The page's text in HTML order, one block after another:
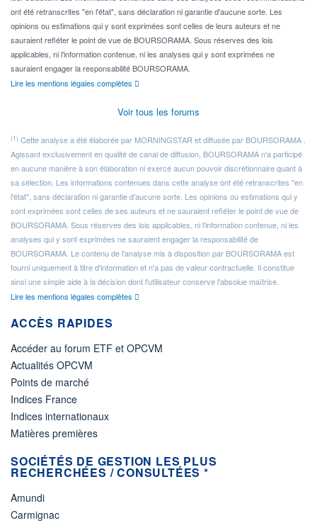
ont été retranscrites "en l'état", sans déclaration ni garantie d'aucune sorte. Les
opinions ou estimations qui y sont exprimées sont celles de leurs auteurs et ne
sauraient refléter le point de vue de BOURSORAMA. Sous réserves des lois
applicables, ni l'information contenue, ni les analyses qui y sont exprimées ne
sauraient engager la responsabilité BOURSORAMA.
Lire les mentions légales complètes
Voir tous les forums
(1) Cette analyse a été élaborée par MORNINGSTAR et diffusée par BOURSORAMA .
Agissant exclusivement en qualité de canal de diffusion, BOURSORAMA n'a participé
en aucune manière à son élaboration ni exercé aucun pouvoir discrétionnaire quant à
sa sélection. Les informations contenues dans cette analyse ont été retranscrites "en
l'état", sans déclaration ni garantie d'aucune sorte. Les opinions ou estimations qui y
sont exprimées sont celles de ses auteurs et ne sauraient refléter le point de vue de
BOURSORAMA. Sous réserves des lois applicables, ni l'information contenue, ni les
analyses qui y sont exprimées ne sauraient engager la responsabilité de
BOURSORAMA. Le contenu de l'analyse mis à disposition par BOURSORAMA est
fourni uniquement à titre d'information et n'a pas de valeur contractuelle. Il constitue
ainsi une simple aide à la décision dont l'utilisateur conserve l'absolue maîtrise.
Lire les mentions légales complètes
ACCÈS RAPIDES
Accéder au forum ETF et OPCVM
Actualités OPCVM
Points de marché
Indices France
Indices internationaux
Matières premières
SOCIÉTÉS DE GESTION LES PLUS
RECHERCHÉES / CONSULTÉES *
Amundi
Carmignac